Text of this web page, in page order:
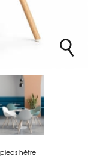
hêtre